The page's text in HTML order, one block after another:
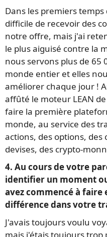
Dans les premiers
difficile de recevoir des
notre offre, mais j'ai
le plus aiguisé contre la
nous servons plus de 65
monde entier et elles
améliorer chaque jour !
affûté le moteur LEAN
faire la première
monde, au service des
actions, des options,
devises, des crypto-
4. Au cours de votre
identifier un moment
avez commencé à
différence dans votre
J'avais toujours voulu